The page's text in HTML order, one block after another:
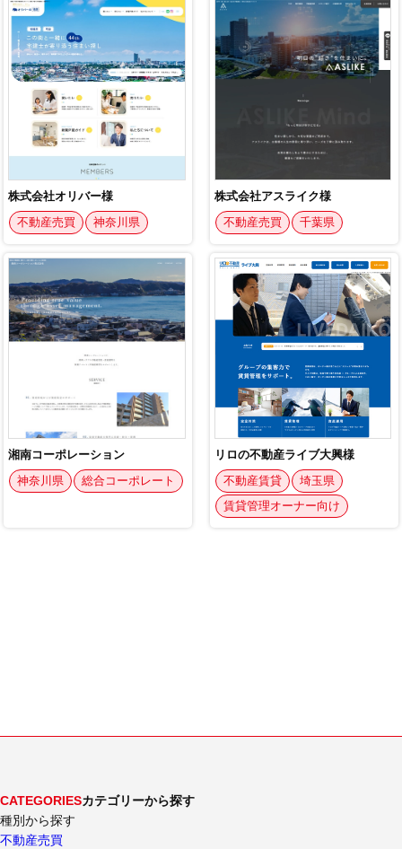
CATEGORIESカテゴリーから探す
種別から探す
不動産売買